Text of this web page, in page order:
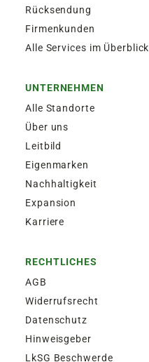
Rücksendung
Firmenkunden
Alle Services im Überblick
UNTERNEHMEN
Alle Standorte
Über uns
Leitbild
Eigenmarken
Nachhaltigkeit
Expansion
Karriere
RECHTLICHES
AGB
Widerrufsrecht
Datenschutz
Hinweisgeber
LkSG Beschwerde